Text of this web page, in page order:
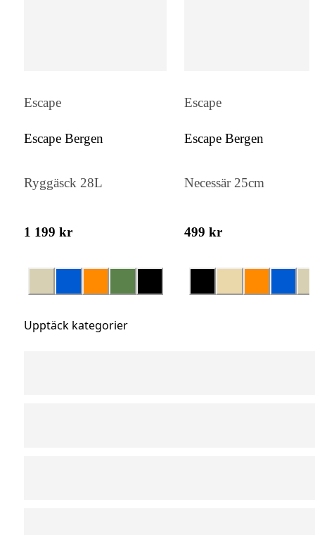
Escape
Escape Bergen
Ryggäsck 28L
1 199 kr
Escape
Escape Bergen
Necessär 25cm
499 kr
Upptäck kategorier